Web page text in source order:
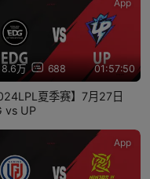
8.6万 688 01:57:50
App
夏季赛】7月27日
vs UP
App